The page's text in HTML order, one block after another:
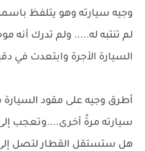
وجيه سيارته وهو يتلفظ
لم تنتبه له..... ولم تدرك أنه
السيارة الأجرة وابتعدت في
أطرق وجيه على مقود
سيارته مرةً أخرى....وتعجب
هل ستستقل القطار لتصل إلى